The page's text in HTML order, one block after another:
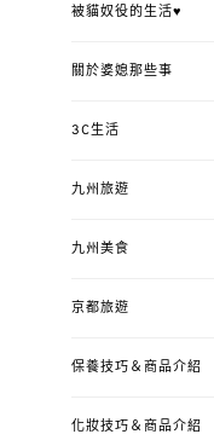
被貓奴役的生活♥
關於婆媳那些事
3C生活
九州旅遊
九州美食
京都旅遊
保養技巧＆商品介紹
化妝技巧＆商品介紹